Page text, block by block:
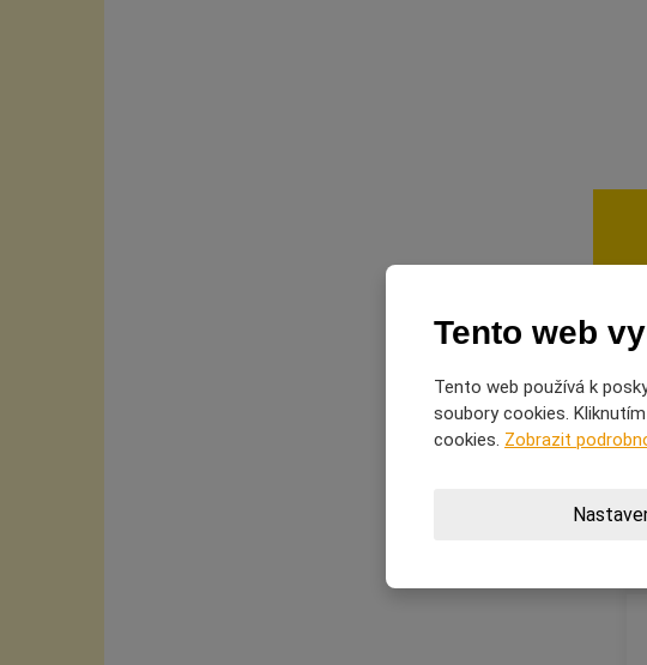
Tento web
Tento web používá k
soubory cookies.
cookies. Zobrazit